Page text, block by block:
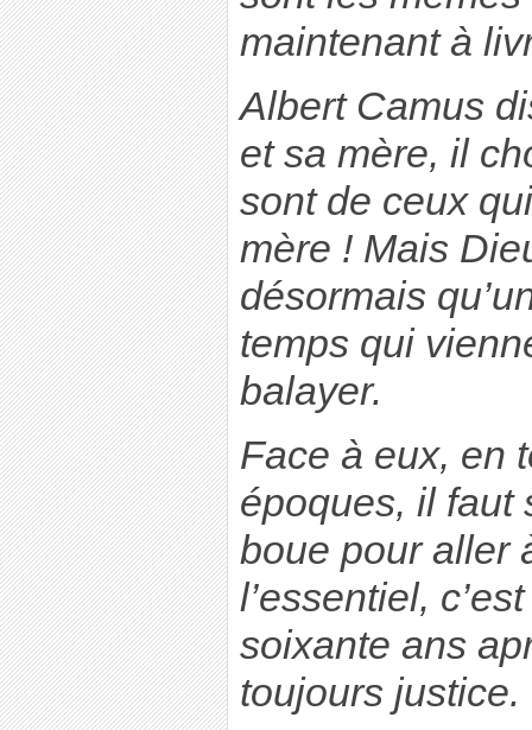
maintenant à
Albert Camus
et sa mère, il
sont de ceux
mère ! Mais
désormais
temps qui
balayer.
Face à eux, en
époques, il faut
boue pour aller
l’essentiel,
soixante ans
toujours justice.